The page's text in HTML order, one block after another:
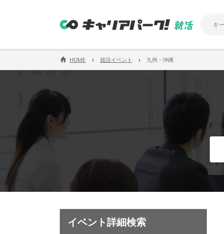
HOME › 就活イベント › 九州・沖縄
イベント詳細検索